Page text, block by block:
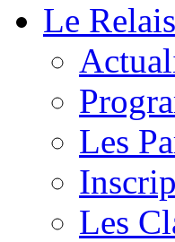
Le
Les
Les